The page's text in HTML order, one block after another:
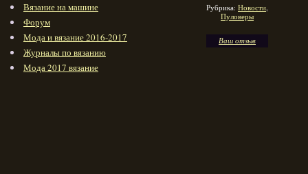
Рубрика: Новости,
Пуловеры
Ваш отзыв
Вязание на машине
Форум
Мода и вязание 2016-2017
Журналы по вязанию
Мода 2017 вязание